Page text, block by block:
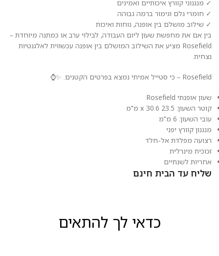
✓ מנגנוני קוורץ איכותיים ואמינים
✓ חומרי גלם וגימור ברמה גבוהה
✓ שילוב מושלם בין אופנה, נוחות ואיכות
בין אם את מחפשת שעון ליום העבודה, לבילוי ערב או כמתנה מיוחדת –
Rosefield מציע את השילוב המושלם בין אופנה עכשווית לאלגנטיות
נצחית.
Rosefield – כי סטייל אמיתי נמצא בפרטים הקטנים. ✨⌚
שעון אופנתי Rosefield
קוטר השעון: 23.5 x 30.6 מ"מ
עובי השעון: 6 מ"מ
מנגנון קוורץ יפני
רצועה מפלדת אל-חלד
זכוכית מינרלית
אחריות לשנתיים
שליח עד הבית חינם
כדאי לך להתאים